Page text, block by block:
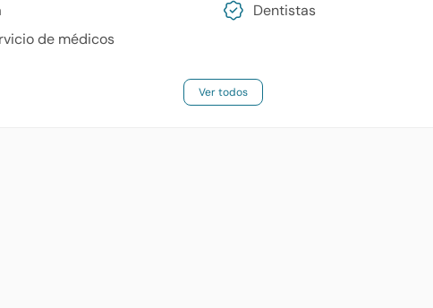
Dentistas
de médicos
Ver todos